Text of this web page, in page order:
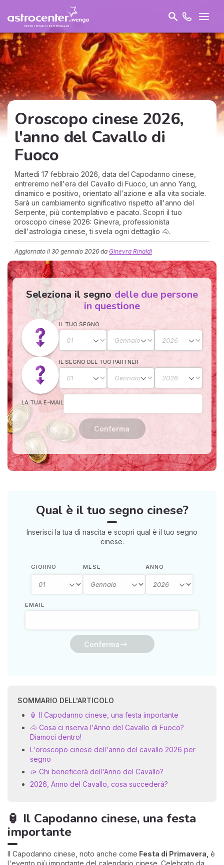
Oroscopo cinese 2026,
l'anno del Cavallo di
Fuoco
Martedì 17 febbraio 2026, data del Capodanno cinese,
entreremo nell'era del Cavallo di Fuoco, un anno Yang,
dinamico e positivo, orientato all'azione e alla vita sociale.
Sarà un cambiamento significativo rispetto all'anno del
Serpente, più contemplativo e pacato. Scopri il tuo
oroscopo cinese 2026: Ginevra, professionista
dell'astrologia cinese, ti svela ogni dettaglio 🐴.
Aggiornato il 30 gennaio 2026 da Ginevra Rinaldi
Seleziona il segno delle due persone
in questione
IL TUO SEGNO
IL SEGNO DEL TUO PARTNER
LA TUA E-MAIL
Conferma
Qual è il tuo segno cinese?
Inserisci la tua di nascita e scopri qual è il tuo segno
cinese.
GIORNO MESE ANNO
EMAIL
Conferma
SOMMARIO DELL'ARTICOLO
🏮 Il Capodanno cinese, una festa importante
🐴 Cosa ci riserva l'Anno del Cavallo di Fuoco?
Diamoci dentro!
L'oroscopo cinese dell'anno del cavallo 2026 per
segno
🥠 Chi beneficerà dell'Anno del Cavallo?
2026, Anno del Cavallo, cosa succederà?
🏮 Il Capodanno cinese, una festa
importante
Il Capodanno cinese, noto anche come Festa di Primavera, è
l'evento più importante del calendario cinese. Celebrato da